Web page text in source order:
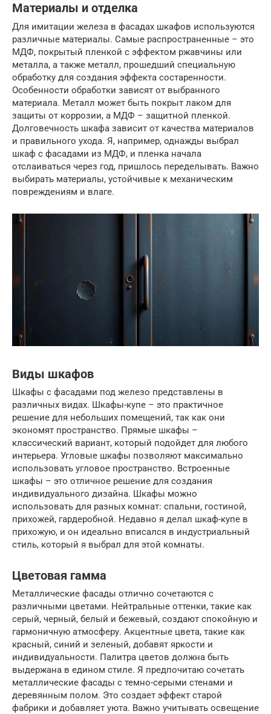
Материалы и отделка
Для имитации железа в фасадах шкафов используются
различные материалы. Самые распространенные – это
МДФ, покрытый пленкой с эффектом ржавчины или
металла, а также металл, прошедший специальную
обработку для создания эффекта состаренности.
Особенности обработки зависят от выбранного
материала. Металл может быть покрыт лаком для
защиты от коррозии, а МДФ – защитной пленкой.
Долговечность шкафа зависит от качества материалов
и правильного ухода. Я, например, однажды выбрал
шкаф с фасадами из МДФ, и пленка начала
отслаиваться через год, пришлось переделывать. Важно
выбирать материалы, устойчивые к механическим
повреждениям и влаге.
Виды шкафов
Шкафы с фасадами под железо представлены в
различных видах. Шкафы-купе – это практичное
решение для небольших помещений, так как они
экономят пространство. Прямые шкафы –
классический вариант, который подойдет для любого
интерьера. Угловые шкафы позволяют максимально
использовать угловое пространство. Встроенные
шкафы – это отличное решение для создания
индивидуального дизайна. Шкафы можно
использовать для разных комнат: спальни, гостиной,
прихожей, гардеробной. Недавно я делал шкаф-купе в
прихожую, и он идеально вписался в индустриальный
стиль, который я выбрал для этой комнаты.
Цветовая гамма
Металлические фасады отлично сочетаются с
различными цветами. Нейтральные оттенки, такие как
серый, черный, белый и бежевый, создают спокойную и
гармоничную атмосферу. Акцентные цвета, такие как
красный, синий и зеленый, добавят яркости и
индивидуальности. Палитра цветов должна быть
выдержана в едином стиле. Я предпочитаю сочетать
металлические фасады с темно-серыми стенами и
деревянным полом. Это создает эффект старой
фабрики и добавляет уюта. Важно учитывать освещение